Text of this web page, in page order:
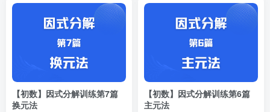
【初数】因式分解训练第7篇
换元法
【初数】因式分解训练第6篇
主元法